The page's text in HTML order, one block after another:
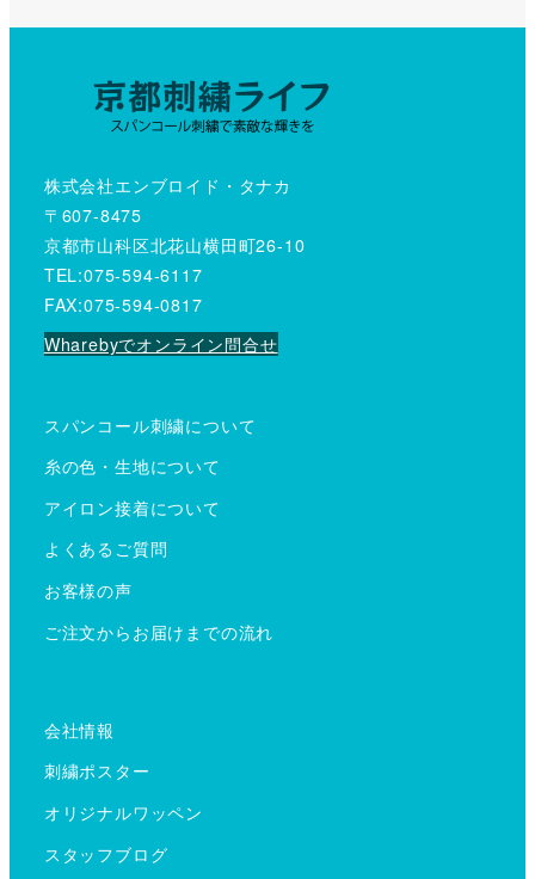
株式会社エンブロイド・タナカ
〒607-8475
京都市山科区北花山横田町26-10
TEL:075-594-6117
FAX:075-594-0817
Wharebyでオンライン問合せ
スパンコール刺繍について
糸の色・生地について
アイロン接着について
よくあるご質問
お客様の声
ご注文からお届けまでの流れ
会社情報
刺繍ポスター
オリジナルワッペン
スタッフブログ